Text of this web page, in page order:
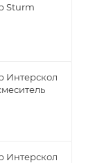
Sturm
Интерскол
Интерскол